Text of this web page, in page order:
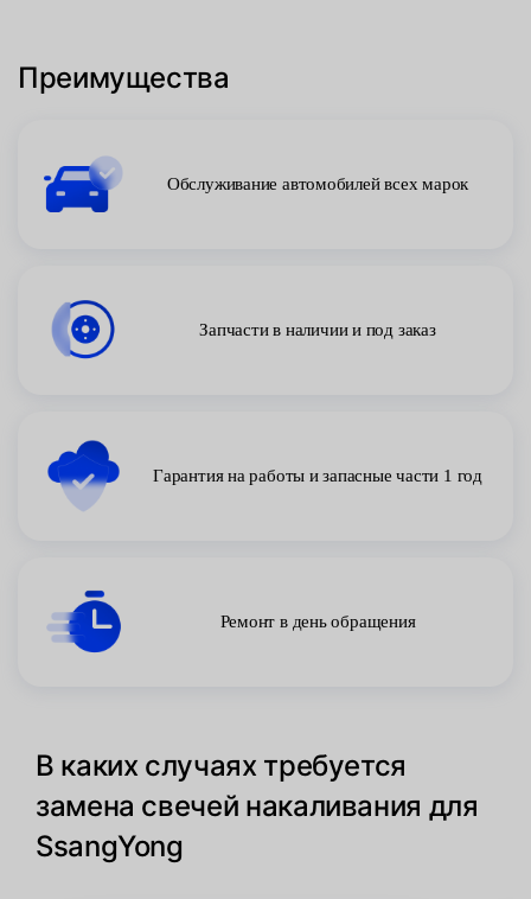
Преимущества
Обслуживание автомобилей всех марок
Запчасти в наличии и под заказ
Гарантия на работы и запасные части 1 год
Ремонт в день обращения
В каких случаях требуется
замена свечей накаливания для
SsangYong